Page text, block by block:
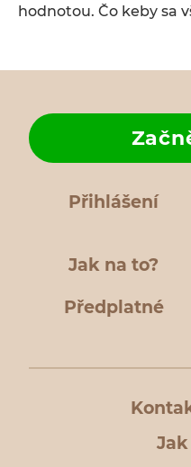
hodnotou. Čo keby sa
Přihlášení
Jak na to?
Předplatné
Jak